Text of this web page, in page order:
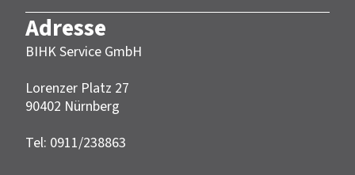
Adresse
BIHK Service GmbH
Lorenzer Platz 27
90402 Nürnberg‎‎
Tel: 0911/238863